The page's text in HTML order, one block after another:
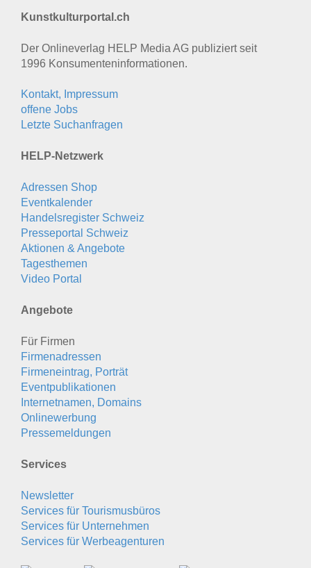
Kunstkulturportal.ch
Der Onlineverlag HELP Media AG publiziert seit
1996 Konsumenten­informationen.
Kontakt, Impressum
offene Jobs
Letzte Suchanfragen
HELP-Netzwerk
Adressen Shop
Eventkalender
Handelsregister Schweiz
Presseportal Schweiz
Aktionen & Angebote
Tagesthemen
Video Portal
Angebote
Für Firmen
Firmenadressen
Firmeneintrag, Porträt
Eventpublikationen
Internetnamen, Domains
Onlinewerbung
Pressemeldungen
Services
Newsletter
Services für Tourismusbüros
Services für Unternehmen
Services für Werbeagenturen